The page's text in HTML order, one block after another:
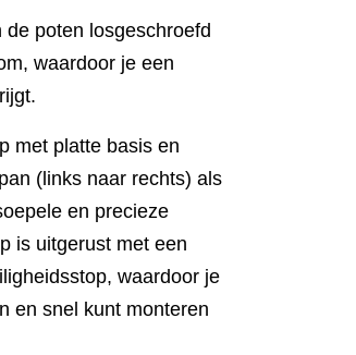
poten losgeschroefd
waardoor je een
met platte basis en
(links naar rechts) als
en precieze
is uitgerust met een
waardoor je
en snel kunt monteren